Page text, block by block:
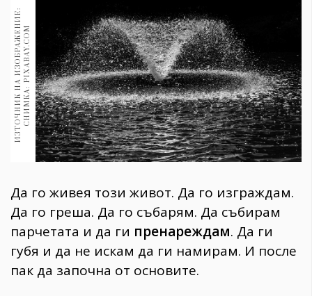
Книги
30+ 1970
Гурме 1709
Пътувай
237
Здраве 389
Gentlemen
382
Wellness
1816
И
З
Т
О
Ч
Н
И
К
Н
А
И
З
О
Б
Р
А
Ж
Е
Н
И
Е
:
С
Н
И
М
К
А
:
P
I
X
A
B
A
Y
.
C
OM
Да го живея този живот. Да го изграждам.
Да го греша. Да го събарям. Да събирам
парчетата и да ги пренареждам. Да ги
губя и да не искам да ги намирам. И после
пак да започна от основите.